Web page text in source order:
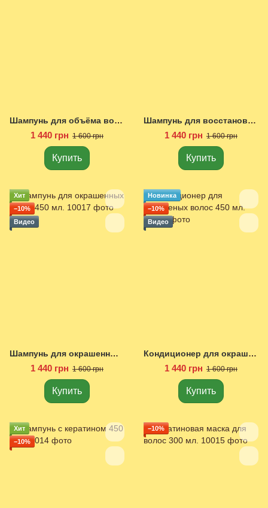
Шампунь для объёма волос 450 мл.
1 440 грн 1 600 грн
Купить
Шампунь для восстановления волос 450 мл.
1 440 грн 1 600 грн
Купить
Хит
−10%
Видео
Шампунь для окрашенных волос 450 мл.
1 440 грн 1 600 грн
Купить
Новинка
−10%
Видео
Кондиционер для окрашеных волос 450 мл.
1 440 грн 1 600 грн
Купить
Хит
−10%
−10%